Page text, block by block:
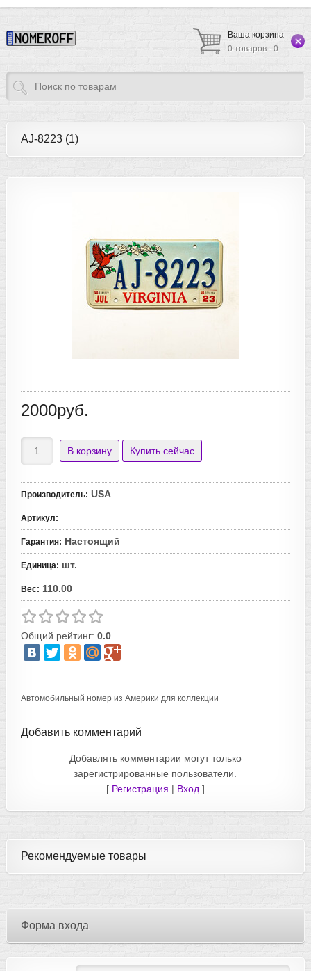
Ваша корзина
0 товаров - 0
AJ-8223 (1)
2000руб.
Производитель: USA
Артикул:
Гарантия: Настоящий
Единица: шт.
Вес: 110.00
Общий рейтинг: 0.0
Автомобильный номер из Америки для коллекции
Добавить комментарий
Добавлять комментарии могут только
зарегистрированные пользователи.
[ Регистрация | Вход ]
Рекомендуемые товары
Форма входа